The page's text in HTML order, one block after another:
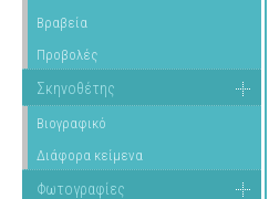
Βραβεία
Προβολές
Σκηνοθέτης
Βιογραφικό
Διάφορα κείμενα
Φωτογραφίες